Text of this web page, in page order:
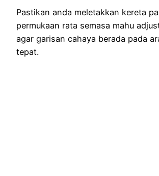
Pastikan anda meletakkan kereta
permukaan rata semasa mahu
agar garisan cahaya berada pada
tepat.